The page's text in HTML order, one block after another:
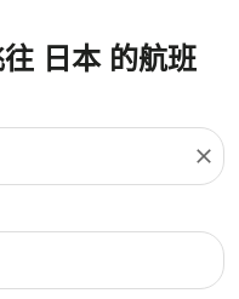
日本 的航班
close